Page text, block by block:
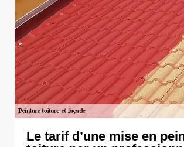
Le tarif d’une mise en